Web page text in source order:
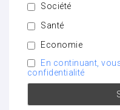
Société
Santé
Economie
En continuant,
confidentialité